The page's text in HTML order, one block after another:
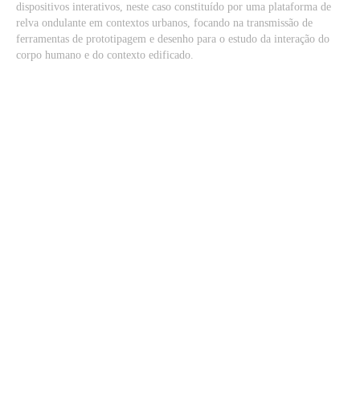
dispositivos interativos, neste caso constituído por uma plataforma de
relva ondulante em contextos urbanos, focando na transmissão de
ferramentas de prototipagem e desenho para o estudo da interação do
corpo humano e do contexto edificado.